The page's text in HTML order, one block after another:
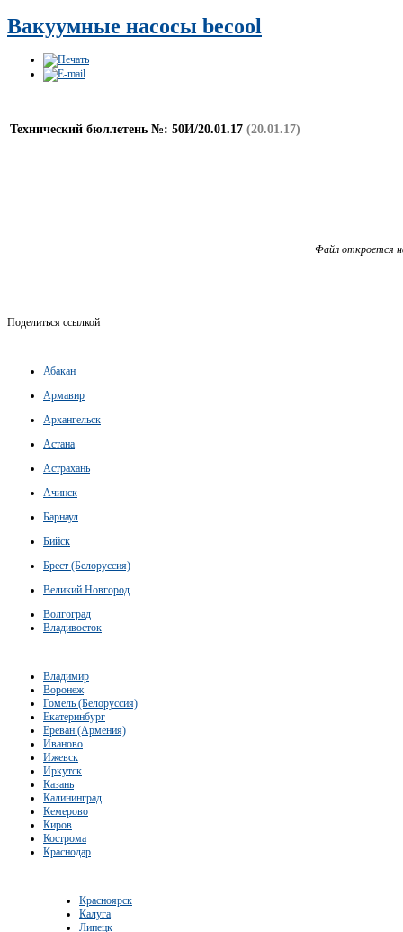
Вакуумные насосы becool
Технический бюллетень №: 50И/20.01.17 (20.01.17)
Файл откроется
Поделиться ссылкой
Абакан
Армавир
Архангельск
Астана
Астрахань
Ачинск
Барнаул
Бийск
Брест (Белоруссия)
Великий Новгород
Волгоград
Владивосток
Владимир
Воронеж
Гомель (Белоруссия)
Екатеринбург
Ереван (Армения)
Иваново
Ижевск
Иркутск
Казань
Калининград
Кемерово
Киров
Кострома
Краснодар
Красноярск
Калуга
Липецк